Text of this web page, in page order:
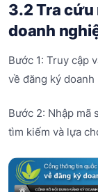
3.2 Tra cứu
doanh
Bước 1: Truy cập
về đăng ký
Bước 2: Nhập mã
tìm kiếm và lựa